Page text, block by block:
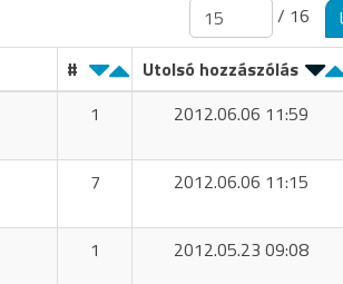
/ 16
# Utolsó hozzászólás
1 2012.06.06 11:59
7 2012.06.06 11:15
1 2012.05.23 09:08